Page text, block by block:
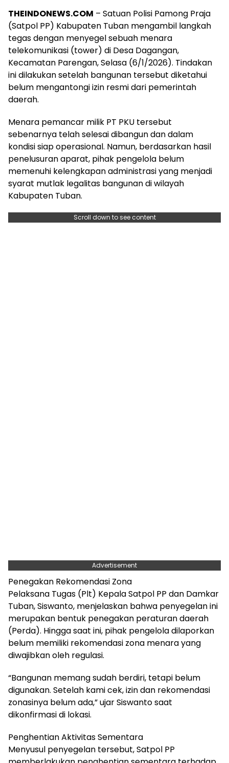
THEINDONEWS.COM – Satuan Polisi Pamong Praja
(Satpol PP) Kabupaten Tuban mengambil langkah
tegas dengan menyegel sebuah menara
telekomunikasi (tower) di Desa Dagangan,
Kecamatan Parengan, Selasa (6/1/2026). Tindakan
ini dilakukan setelah bangunan tersebut diketahui
belum mengantongi izin resmi dari pemerintah
daerah.
Menara pemancar milik PT PKU tersebut
sebenarnya telah selesai dibangun dan dalam
kondisi siap operasional. Namun, berdasarkan hasil
penelusuran aparat, pihak pengelola belum
memenuhi kelengkapan administrasi yang menjadi
syarat mutlak legalitas bangunan di wilayah
Kabupaten Tuban.
Scroll down to see content
Advertisement
Penegakan Rekomendasi Zona
Pelaksana Tugas (Plt) Kepala Satpol PP dan Damkar
Tuban, Siswanto, menjelaskan bahwa penyegelan ini
merupakan bentuk penegakan peraturan daerah
(Perda). Hingga saat ini, pihak pengelola dilaporkan
belum memiliki rekomendasi zona menara yang
diwajibkan oleh regulasi.
“Bangunan memang sudah berdiri, tetapi belum
digunakan. Setelah kami cek, izin dan rekomendasi
zonasinya belum ada,” ujar Siswanto saat
dikonfirmasi di lokasi.
Penghentian Aktivitas Sementara
Menyusul penyegelan tersebut, Satpol PP